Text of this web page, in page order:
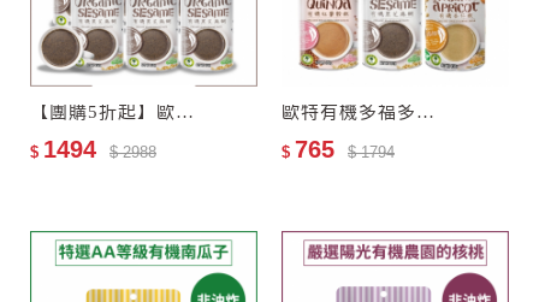
【團購5折起】歐特有機黑芝麻糊6罐
$ 1494 $ 2988
歐特有機多福多穀禮盒(任選3入)
$ 765 $ 1794